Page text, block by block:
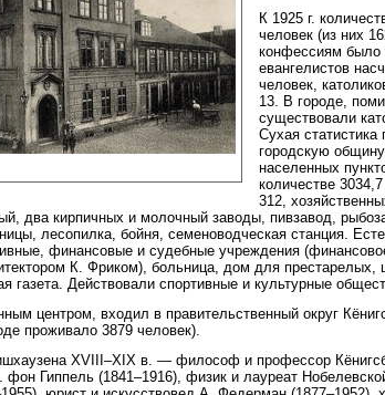
К 1925 г.
человек (из них
конфессиям было
евангелистов
человек,
13. В городе,
существовали
Сухая статистика
городскую
населенных
количестве
312,
два кирпичных и молочный заводы, пивзавод,
лесопилка, бойня, семеноводческая станция.
финансовые и судебные учреждения
К. Фриком), больница, дом для
газета. Действовали спортивные и культурные
центром, входил в правительственный округ
проживало 3879 человек).
ХVIII–ХIХ в. — философ и профессор
фон Гиппель (1841–1916), физик и лауреат